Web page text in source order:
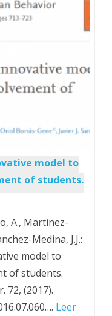
model to
of students.
A., Martinez-
Medina, J.J.:
model to
of students.
72, (2017).
Leer